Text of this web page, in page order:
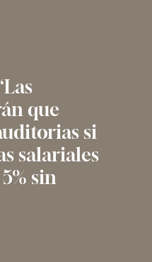
que
si
salariales
sin